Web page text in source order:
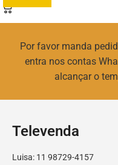
Por favor manda
entra nos contas
alcançar o
Televenda
Luisa: 11 98729-4157